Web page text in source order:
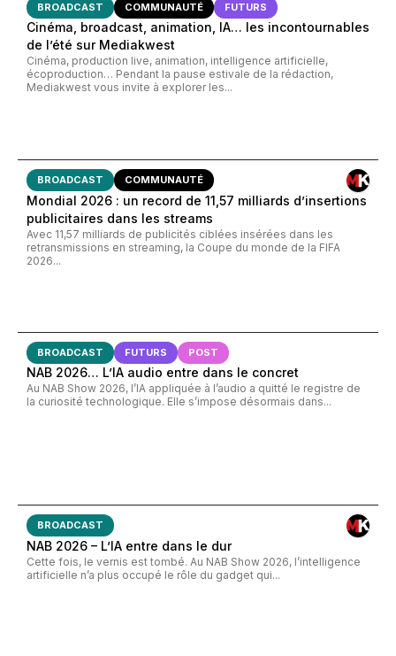
BROADCAST COMMUNAUTÉ FUTURS
Cinéma, broadcast, animation, IA… les incontournables
de l’été sur Mediakwest
Cinéma, production live, animation, intelligence artificielle,
écoproduction… Pendant la pause estivale de la rédaction,
Mediakwest vous invite à explorer les...
BROADCAST COMMUNAUTÉ
Mondial 2026 : un record de 11,57 milliards d’insertions
publicitaires dans les streams
Avec 11,57 milliards de publicités ciblées insérées dans les
retransmissions en streaming, la Coupe du monde de la FIFA
2026...
BROADCAST FUTURS POST
NAB 2026… L’IA audio entre dans le concret
Au NAB Show 2026, l’IA appliquée à l’audio a quitté le registre de
la curiosité technologique. Elle s’impose désormais dans...
BROADCAST
NAB 2026 – L’IA entre dans le dur
Cette fois, le vernis est tombé. Au NAB Show 2026, l’intelligence
artificielle n’a plus occupé le rôle du gadget qui...